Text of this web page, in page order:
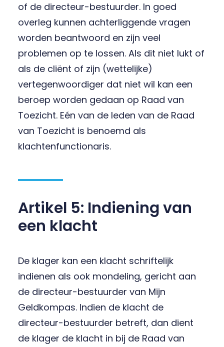
of de directeur-bestuurder. In goed
overleg kunnen achterliggende vragen
worden beantwoord en zijn veel
problemen op te lossen. Als dit niet lukt of
als de cliënt of zijn (wettelijke)
vertegenwoordiger dat niet wil kan een
beroep worden gedaan op Raad van
Toezicht. Eén van de leden van de Raad
van Toezicht is benoemd als
klachtenfunctionaris.
Artikel 5: Indiening van
een klacht
De klager kan een klacht schriftelijk
indienen als ook mondeling, gericht aan
de directeur-bestuurder van Mijn
Geldkompas. Indien de klacht de
directeur-bestuurder betreft, dan dient
de klager de klacht in bij de Raad van